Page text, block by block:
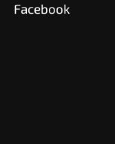
Facebook